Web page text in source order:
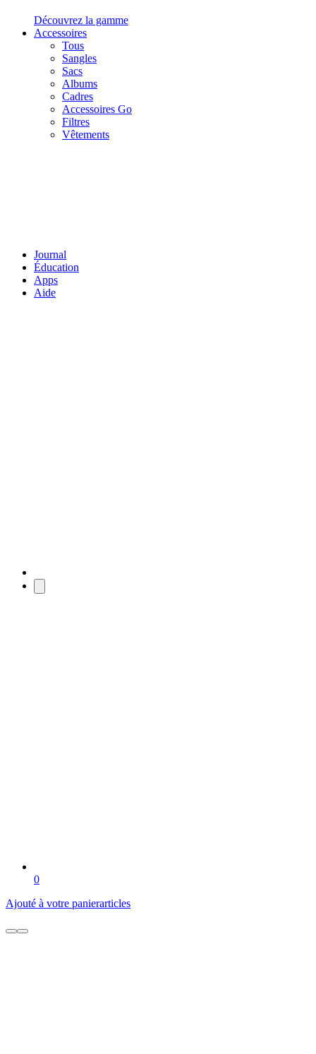
Découvrez la gamme
Accessoires
Tous
Sangles
Sacs
Albums
Cadres
Accessoires Go
Filtres
Vêtements
Journal
Éducation
Apps
Aide
0
Ajouté à votre panierarticles